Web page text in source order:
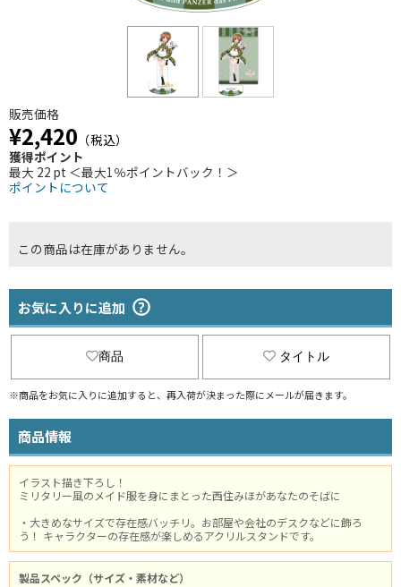
販売価格
¥2,420 （税込）
獲得ポイント
最大 22 pt ＜最大1％ポイントバック！＞
ポイントについて
この商品は在庫がありません。
お気に入りに追加
商品 タイトル
※商品をお気に入りに追加すると、再入荷が決まった際にメールが届きます。
商品情報
イラスト描き下ろし！
ミリタリー風のメイド服を身にまとった西住みほがあなたのそばに
・大きめなサイズで存在感バッチリ。お部屋や会社のデスクなどに飾ろ
う！ キャラクターの存在感が楽しめるアクリルスタンドです。
製品スペック（サイズ・素材など）